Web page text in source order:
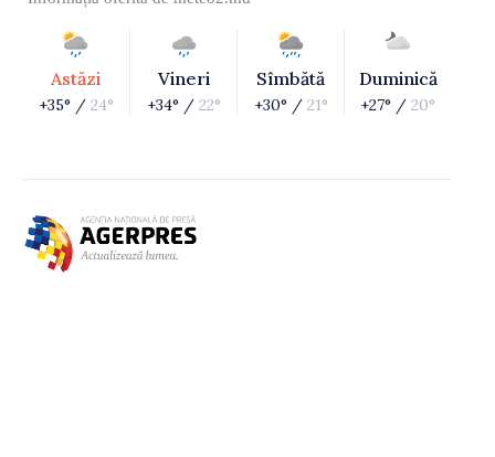
Astăzi
+35° / 24°
Vineri
+34° / 22°
Sîmbătă
+30° / 21°
Duminică
+27° / 20°